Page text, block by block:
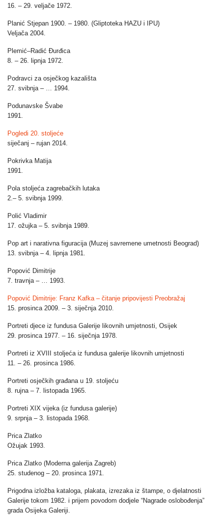
16. – 29. veljače 1972.
Planić Stjepan 1900. – 1980. (Gliptoteka HAZU i IPU)
Veljača 2004.
Plemić–Radić Đurđica
8. – 26. lipnja 1972.
Podravci za osječkog kazališta
27. svibnja – … 1994.
Podunavske Švabe
1991.
Pogledi 20. stoljeće
siječanj – rujan 2014.
Pokrivka Matija
1991.
Pola stoljeća zagrebačkih lutaka
2.– 5. svibnja 1999.
Polić Vladimir
17. ožujka – 5. svibnja 1989.
Pop art i narativna figuracija (Muzej savremene umetnosti Beograd)
13. svibnja – 4. lipnja 1981.
Popović Dimitrije
7. travnja – … 1993.
Popović Dimitrije: Franz Kafka – čitanje pripovijesti Preobražaj
15. prosinca 2009. – 3. siječnja 2010.
Portreti djece iz fundusa Galerije likovnih umjetnosti, Osijek
29. prosinca 1977. – 16. siječnja 1978.
Portreti iz XVIII stoljeća iz fundusa galerije likovnih umjetnosti
11. – 26. prosinca 1986.
Portreti osječkih građana u 19. stoljeću
8. rujna – 7. listopada 1965.
Portreti XIX vijeka (iz fundusa galerije)
9. srpnja – 3. listopada 1968.
Prica Zlatko
Ožujak 1993.
Prica Zlatko (Moderna galerija Zagreb)
25. studenog – 20. prosinca 1971.
Prigodna izložba kataloga, plakata, izrezaka iz štampe, o djelatnosti
Galerije tokom 1982. i prijem povodom dodjele “Nagrade oslobođenja”
grada Osijeka Galeriji.